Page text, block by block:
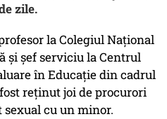
zile.
la Colegiul Naţional
şi şef serviciu la Centrul
în Educaţie din cadrul
reţinut joi de procurori
sexual cu un minor.